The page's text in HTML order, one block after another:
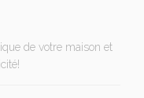
de votre maison et